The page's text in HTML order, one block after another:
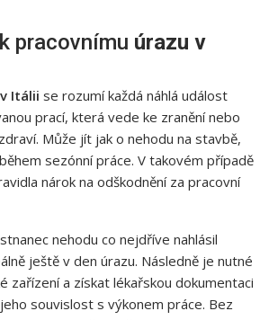
pracovnímu úrazu v
Itálii se rozumí každá náhlá událost
prací, která vede ke zranění nebo
Může jít jak o nehodu na stavbě,
sezónní práce. V takovém případě
nárok na odškodnění za pracovní
nehodu co nejdříve nahlásil
ještě v den úrazu. Následně je nutné
zařízení a získat lékařskou dokumentaci
souvislost s výkonem práce. Bez